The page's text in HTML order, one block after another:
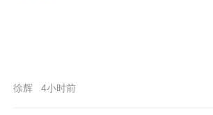
徐辉 4小时前